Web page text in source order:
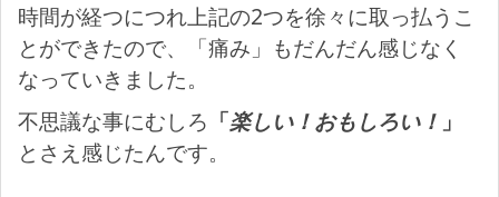
時間が経つにつれ上記の2つを徐々に取っ払うこ
とができたので、「痛み」もだんだん感じなく
なっていきました。
不思議な事にむしろ 「楽しい！おもしろい！ 」
とさえ感じたんです。